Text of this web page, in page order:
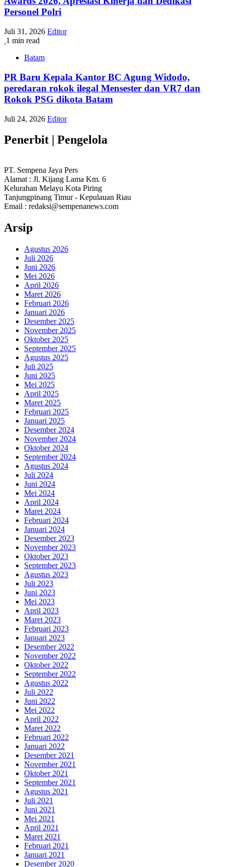
Personel Polri
Juli 31, 2026 Editor
1 min read
Batam
PR Baru Kepala Kantor BC Agung Widodo,
peredaran rokok ilegal Mensester dan VR7 dan
Rokok PSG dikota Batam
Juli 24, 2026 Editor
Penerbit | Pengelola
PT. Sempena Jaya Pers
Alamat : Jl. Kijang Lama Km. 6
Kelurahan Melayu Kota Piring
Tanjungpinang Timur - Kepulauan Riau
Email : redaksi@sempenanews.com
Arsip
Agustus 2026
Juli 2026
Juni 2026
Mei 2026
April 2026
Maret 2026
Februari 2026
Januari 2026
Desember 2025
November 2025
Oktober 2025
September 2025
Agustus 2025
Juli 2025
Juni 2025
Mei 2025
April 2025
Maret 2025
Februari 2025
Januari 2025
Desember 2024
November 2024
Oktober 2024
September 2024
Agustus 2024
Juli 2024
Juni 2024
Mei 2024
April 2024
Maret 2024
Februari 2024
Januari 2024
Desember 2023
November 2023
Oktober 2023
September 2023
Agustus 2023
Juli 2023
Juni 2023
Mei 2023
April 2023
Maret 2023
Februari 2023
Januari 2023
Desember 2022
November 2022
Oktober 2022
September 2022
Agustus 2022
Juli 2022
Juni 2022
Mei 2022
April 2022
Maret 2022
Februari 2022
Januari 2022
Desember 2021
November 2021
Oktober 2021
September 2021
Agustus 2021
Juli 2021
Juni 2021
Mei 2021
April 2021
Maret 2021
Februari 2021
Januari 2021
Desember 2020